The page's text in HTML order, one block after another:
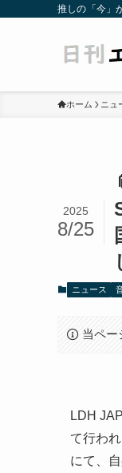
推しの「今」
ホーム ニュ
2025
8/25
ニュース
当ペー
LDH
て行わ
にて、